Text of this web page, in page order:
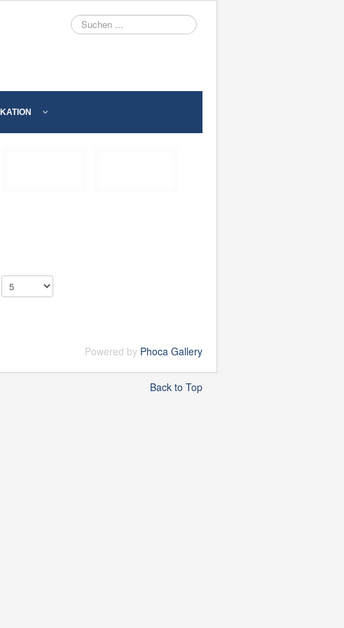
Suche
Powered by Phoca Gallery
Back to Top